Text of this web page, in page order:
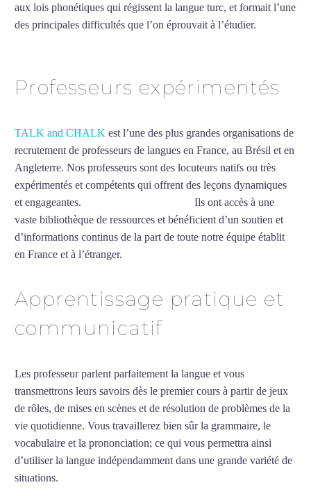
aux lois phonétiques qui régissent la langue turc, et formait l’une
des principales difficultés que l’on éprouvait à l’étudier.
Professeurs expérimentés
TALK and CHALK est l’une des plus grandes organisations de
recrutement de professeurs de langues en France, au Brésil et en
Angleterre. Nos professeurs sont des locuteurs natifs ou très
expérimentés et compétents qui offrent des leçons dynamiques
et engageantes.
Ils ont accès à une
vaste bibliothèque de ressources et bénéficient d’un soutien et
d’informations continus de la part de toute notre équipe établit
en France et à l’étranger.
Apprentissage pratique et
communicatif
Les professeur parlent parfaitement la langue et vous
transmettrons leurs savoirs dès le premier cours à partir de jeux
de rôles, de mises en scènes et de résolution de problèmes de la
vie quotidienne. Vous travaillerez bien sûr la grammaire, le
vocabulaire et la prononciation; ce qui vous permettra ainsi
d’utiliser la langue indépendamment dans une grande variété de
situations.